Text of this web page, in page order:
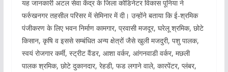
यह जानकारी अटल सेवा केंद्र के जिला कोडिनेटर विकास पूनिया ने
फर्रुखनगर तहसील परिसर में सेमिनार में दी। उन्होंने बताया कि ई-श्रमिक
पंजीकरण के लिए भवन निर्माण कामगार, प्रवासी मजदूर, घरेलू श्रमिक, छोटे
किसान, कृषि व इससे सम्बंधित अन्य क्षेत्रों जैसे खुली मजदुरी, पशु पालक,
स्वयं रोजगार कर्मी, स्ट्रीट वैंडर, आशा वर्कर, आंगनवाडी वर्कर, मछली
पालक श्रमिक, छोटे दुकानदार, रेहडी, फड लगाने वाले, कारपेंटर, प्लंबर,